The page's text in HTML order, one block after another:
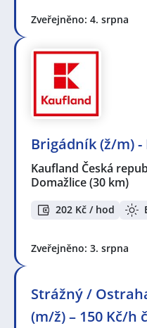
Zveřejněno: 4. srpna
Brigádník (ž/m)
Kaufland Česká
Domažlice(30 km)
202 Kč / hod
Zveřejněno: 3. srpna
Strážný /
(m/ž) – 150 Kč/h